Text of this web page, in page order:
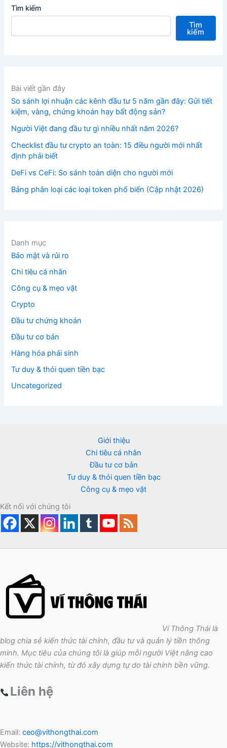
Tìm kiếm
Tìm
kiếm
Bài viết gần đây
So sánh lợi nhuận các kênh đầu tư 5 năm gần đây: Gửi tiết
kiệm, vàng, chứng khoán hay bất động sản?
Người Việt đang đầu tư gì nhiều nhất năm 2026?
Checklist đầu tư crypto an toàn: 15 điều người mới nhất
định phải biết
DeFi vs CeFi: So sánh toàn diện cho người mới
Bảng phân loại các loại token phổ biến (Cập nhật 2026)
Danh mục
Bảo mật và rủi ro
Chi tiêu cá nhân
Công cụ & mẹo vặt
Crypto
Đầu tư chứng khoán
Đầu tư cơ bản
Hàng hóa phái sinh
Tư duy & thói quen tiền bạc
Uncategorized
Giới thiệu
Chi tiêu cá nhân
Đầu tư cơ bản
Tư duy & thói quen tiền bạc
Công cụ & mẹo vặt
Kết nối với chúng tôi
Ví Thông Thái là
blog chia sẻ kiến thức tài chính, đầu tư và quản lý tiền thông
minh. Mục tiêu của chúng tôi là giúp mỗi người Việt nâng cao
kiến thức tài chính, từ đó xây dựng tự do tài chính bền vững.
Liên hệ
Email: ceo@vithongthai.com
Website: https://vithongthai.com